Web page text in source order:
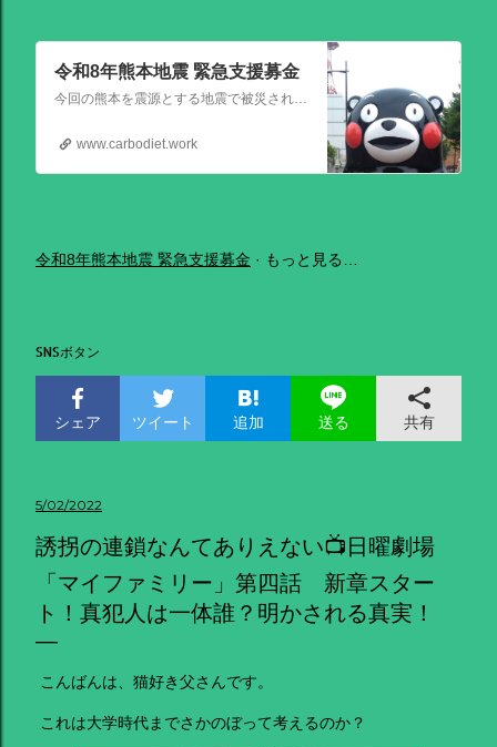
令和8年熊本地震 緊急支援募金
今回の熊本を震源とする地震で被災された皆さままだまだ余震も続き大変な時間を過ごされていると思います。心よりお見舞い申し上げます
www.carbodiet.work
令和8年熊本地震 緊急支援募金 もっと見る…
SNSボタン
シェア ツイート 追加 送る 共有
5/02/2022
誘拐の連鎖なんてありえない📺日曜劇場
「マイファミリー」第四話 新章スター
ト！真犯人は一体誰？明かされる真実！
こんばんは、猫好き父さんです。
これは大学時代までさかのぼって考えるのか？